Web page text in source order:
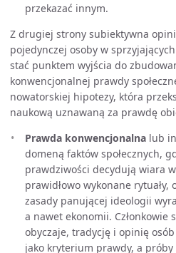
przekazać innym.
Z drugiej strony subiektywna
pojedynczej osoby w
stać punktem wyjścia do
konwencjonalnej prawdy
nowatorskiej hipotezy, która
naukową uznawaną za prawdę
Prawda konwencjonalna lub
domeną faktów społecznych,
prawdziwości decydują wiara
prawidłowo wykonane rytuały,
zasady panującej ideologii
a nawet ekonomii. Członkowie
obyczaje, tradycję i opinię
jako kryterium prawdy, a